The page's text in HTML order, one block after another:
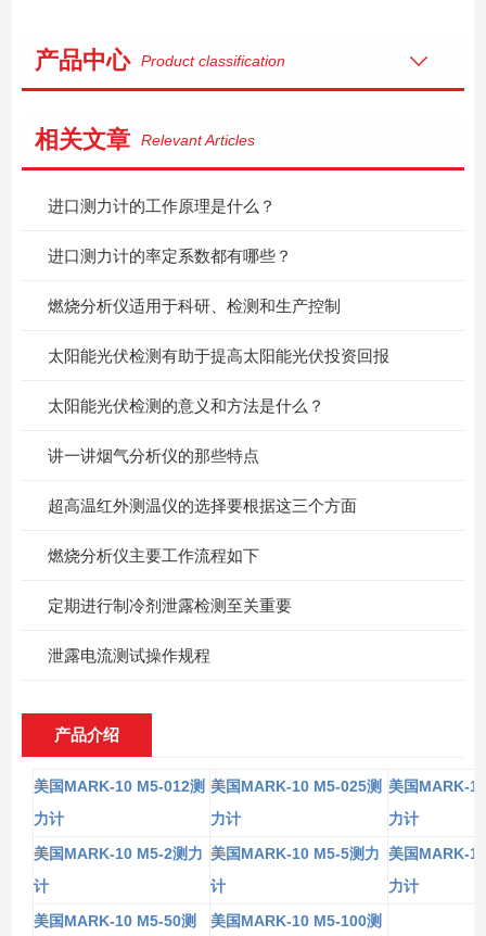
产品中心 Product classification
相关文章 Relevant Articles
进口测力计的工作原理是什么？
进口测力计的率定系数都有哪些？
燃烧分析仪适用于科研、检测和生产控制
太阳能光伏检测有助于提高太阳能光伏投资回报
太阳能光伏检测的意义和方法是什么？
讲一讲烟气分析仪的那些特点
超高温红外测温仪的选择要根据这三个方面
燃烧分析仪主要工作流程如下
定期进行制冷剂泄露检测至关重要
泄露电流测试操作规程
产品介绍
美国 MARK-10 M5-012测
力计
美国 MARK-10 M5-025测
力计
美国 MARK-
力计
美国 MARK-10 M5-2测力
计
美国 MARK-10 M5-5测力
计
美国 MARK-
力计
美国 MARK-10 M5-50测 美国 MARK-10 M5-100测